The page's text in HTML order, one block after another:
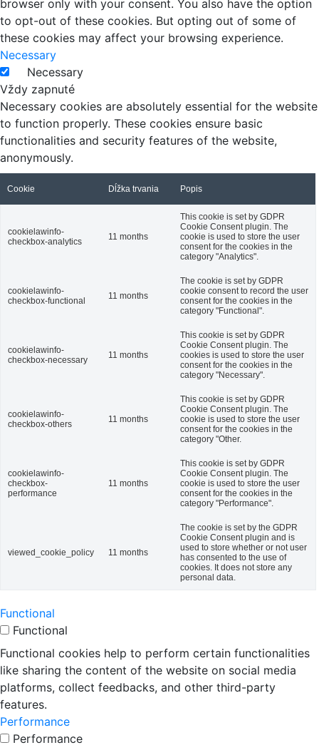
browser only with your consent. You also have the option
to opt-out of these cookies. But opting out of some of
these cookies may affect your browsing experience.
Necessary
Necessary
Vždy zapnuté
Necessary cookies are absolutely essential for the website
to function properly. These cookies ensure basic
functionalities and security features of the website,
anonymously.
Cookie Dĺžka trvania Popis
cookielawinfo-
checkbox-analytics
11 months
This cookie is set by GDPR
Cookie Consent plugin. The
cookie is used to store the user
consent for the cookies in the
category "Analytics".
cookielawinfo-
checkbox-functional
11 months
The cookie is set by GDPR
cookie consent to record the user
consent for the cookies in the
category "Functional".
cookielawinfo-
checkbox-necessary
11 months
This cookie is set by GDPR
Cookie Consent plugin. The
cookies is used to store the user
consent for the cookies in the
category "Necessary".
cookielawinfo-
checkbox-others
11 months
This cookie is set by GDPR
Cookie Consent plugin. The
cookie is used to store the user
consent for the cookies in the
category "Other.
cookielawinfo-
checkbox-
performance
11 months
This cookie is set by GDPR
Cookie Consent plugin. The
cookie is used to store the user
consent for the cookies in the
category "Performance".
viewed_cookie_policy 11 months
The cookie is set by the GDPR
Cookie Consent plugin and is
used to store whether or not user
has consented to the use of
cookies. It does not store any
personal data.
Functional
Functional
Functional cookies help to perform certain functionalities
like sharing the content of the website on social media
platforms, collect feedbacks, and other third-party
features.
Performance
Performance